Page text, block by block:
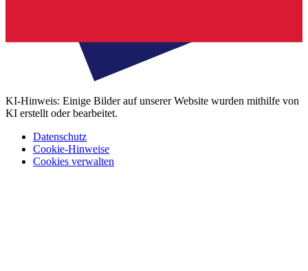
KI-Hinweis: Einige Bilder auf unserer Website wurden mithilfe von
KI erstellt oder bearbeitet.
Datenschutz
Cookie-Hinweise
Cookies verwalten